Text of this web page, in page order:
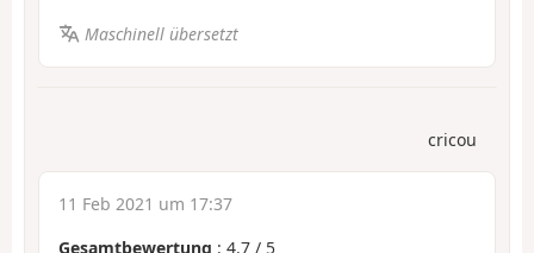
Maschinell übersetzt
cricou
11 Feb 2021 um 17:37
Gesamtbewertung : 4.7 / 5